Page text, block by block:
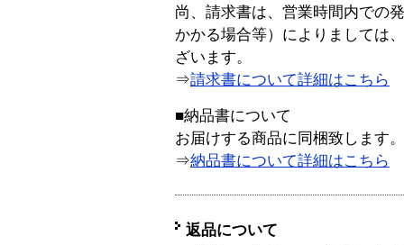
尚、請求書は、営業時間内での
かかる場合等）によりましては
ざいます。
⇒請求書について詳細はこちら
■納品書について
お届けする商品に同梱致します。
⇒納品書について詳細はこちら
返品について